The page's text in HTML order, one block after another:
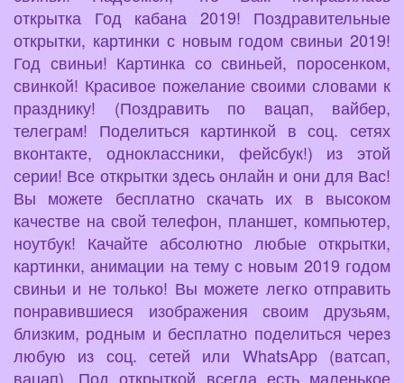
открытка Год кабана 2019! Поздравительные
открытки, картинки с новым годом свиньи 2019!
Год свиньи! Картинка со свиньей, поросенком,
свинкой! Красивое пожелание своими словами к
празднику! (Поздравить по вацап, вайбер,
телеграм! Поделиться картинкой в соц. сетях
вконтакте, одноклассники, фейсбук!) из этой
серии! Все открытки здесь онлайн и они для Вас!
Вы можете бесплатно скачать их в высоком
качестве на свой телефон, планшет, компьютер,
ноутбук! Качайте абсолютно любые открытки,
картинки, анимации на тему с новым 2019 годом
свиньи и не только! Вы можете легко отправить
понравившиеся изображения своим друзьям,
близким, родным и бесплатно поделиться через
любую из соц. сетей или WhatsApp (ватсап,
вацап). Под открыткой всегда есть маленькое